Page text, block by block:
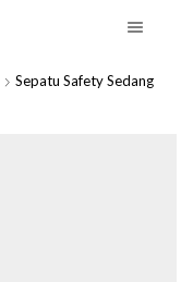
Sepatu Safety Sedang